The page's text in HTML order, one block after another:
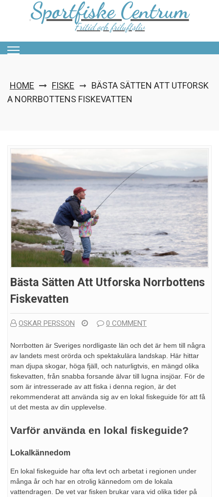
Sportfiske Centrum
Fritid och friluftsliv
HOME FISKE ➞ BÄSTA SÄTTEN ATT UTFORSK
A NORRBOTTENS FISKEVATTEN
Bästa Sätten Att Utforska Norrbottens
Fiskevatten
OSKAR PERSSON 0 COMMENT
Norrbotten är Sveriges nordligaste län och det är hem till några
av landets mest orörda och spektakulära landskap. Här hittar
man djupa skogar, höga fjäll, och naturligtvis, en mängd olika
fiskevatten, från snabba forsande älvar till lugna insjöar. För de
som är intresserade av att fiska i denna region, är det
rekommenderat att använda sig av en lokal fiskeguide för att få
ut det mesta av din upplevelse.
Varför använda en lokal fiskeguide?
Lokalkännedom
En lokal fiskeguide har ofta levt och arbetat i regionen under
många år och har en otrolig kännedom om de lokala
vattendragen. De vet var fisken brukar vara vid olika tider på